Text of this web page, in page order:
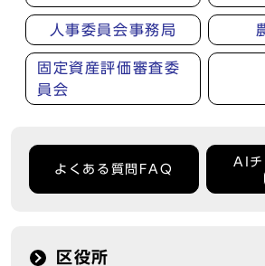
人事委員会事務局
固定資産評価審査委
員会
よくある質問FAQ
AIチ
区役所